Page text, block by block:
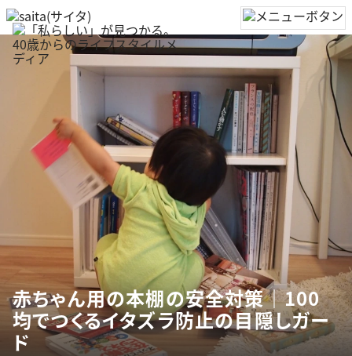
赤ちゃん用の本棚の安全対策｜100
均でつくるイタズラ防止の目隠しガー
ド